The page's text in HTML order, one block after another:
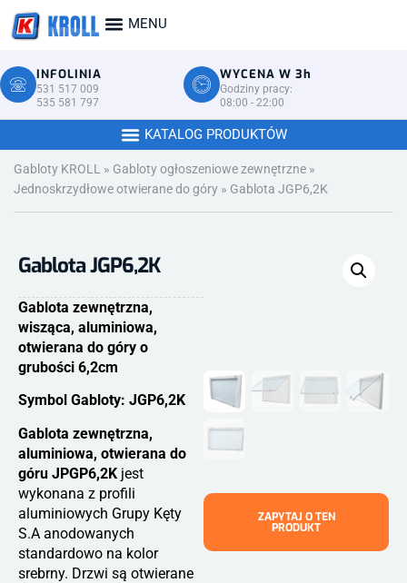
INFOLINIA
531 517 009
535 581 797
WYCENA W 3h
Godziny pracy:
08:00 - 22:00
Gabloty KROLL » Gabloty ogłoszeniowe zewnętrzne »
Jednoskrzydłowe otwierane do góry » Gablota JGP6,2K
ZAPYTAJ O TEN
PRODUKT
Gablota JGP6,2K
Gablota zewnętrzna,
wisząca, aluminiowa,
otwierana do góry o
grubości 6,2cm
Symbol Gabloty: JGP6,2K
Gablota zewnętrzna,
aluminiowa, otwierana do
góru JPGP6,2K jest
wykonana z profili
aluminiowych Grupy Kęty
S.A anodowanych
standardowo na kolor
srebrny. Drzwi są otwierane